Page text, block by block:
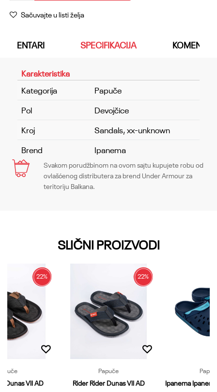
Sačuvajte u listi želja
SPECIFIKACIJA
Karakteristika
Kategorija
Papuče
Pol
Devojčice
Kroj
Sandals, xx-unknown
Brend
Ipanema
Ime/Nadimak
Svakom porudžbinom na ovom sajtu kupujete robu od
ovlašćenog distributera za brend Under Armour za
teritoriju Balkana.
SLIČNI PROIZVODI
22%
Dunas VII AD
22%
Papuče
Rider Rider Dunas VII AD
Ipanema